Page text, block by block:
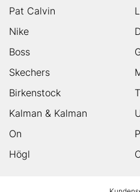
Pat Calvin
Nike
Boss
Skechers
Birkenstock
Kalman & Kalman
On
Högl